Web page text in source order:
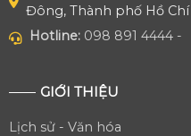
Đông, Thành phố Hồ
Hotline: 098 891 4444 -
GIỚI THIỆU
Lịch sử - Văn hóa